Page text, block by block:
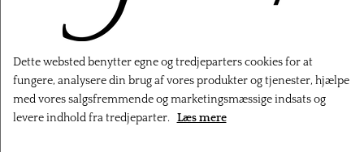
Dette websted benytter egne og tredjeparters cookies for at
fungere, analysere din brug af vores produkter og tjenester, hjælpe
med vores salgsfremmende og marketingsmæssige indsats og
levere indhold fra tredjeparter. Læs mere